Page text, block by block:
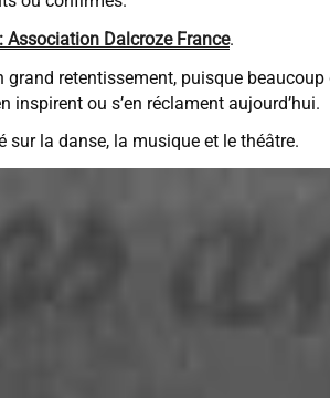
Association Dalcroze France.
grand retentissement, puisque beaucoup
inspirent ou s’en réclament aujourd’hui.
sur la danse, la musique et le théâtre.